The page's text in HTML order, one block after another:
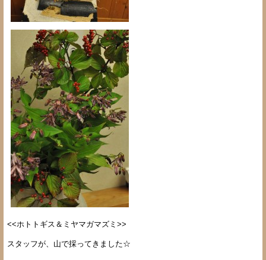
<<ホトトギス＆ミヤマガマズミ>>
スタッフが、山で採ってきました☆